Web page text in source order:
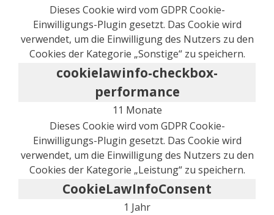
Dieses Cookie wird vom GDPR Cookie-
Einwilligungs-Plugin gesetzt. Das Cookie wird
verwendet, um die Einwilligung des Nutzers zu den
Cookies der Kategorie „Sonstige“ zu speichern.
cookielawinfo-checkbox-
performance
11 Monate
Dieses Cookie wird vom GDPR Cookie-
Einwilligungs-Plugin gesetzt. Das Cookie wird
verwendet, um die Einwilligung des Nutzers zu den
Cookies der Kategorie „Leistung“ zu speichern.
CookieLawInfoConsent
1 Jahr